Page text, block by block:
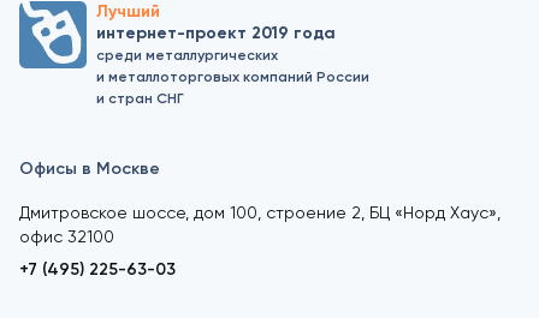
Лучший
интернет-проект 2019 года
среди металлургических
и металлоторговых компаний России
и стран СНГ
Офисы в Москве
Дмитровское шоссе, дом 100, строение 2, БЦ «Норд Хаус»,
офис 32100
+7 (495) 225-63-03